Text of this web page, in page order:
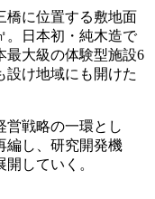
に位置する敷地面
。日本初・純木造で
最大級の体験型施設6
設け地域にも開けた
戦略の一環とし
編し、研究開発機
していく。